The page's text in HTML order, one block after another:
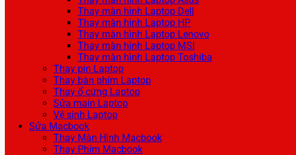
Thay màn hình Laptop Dell
Thay màn hình Laptop HP
Thay màn hình Laptop Lenovo
Thay màn hình Laptop MSI
Thay màn hình Laptop Toshiba
Thay pin Laptop
Thay bàn phím Laptop
Thay ổ cứng Laptop
Sửa main Laptop
Vệ sinh Laptop
Sửa Macbook
Thay Màn Hình Macbook
Thay Phím Macbook